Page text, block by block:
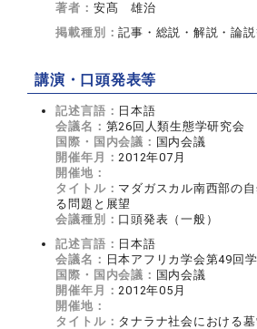
著者： 安髙 雄治
掲載種別：記事・総説・解説・論説
講演・口頭発表等
記述言語： 日本語
会議名： 第26回人類生態学研究会
国際・国内会議： 国内会議
開催年月：2012年07月
開催地：
タイトル： マダガスカル南西部の
る問題と展望
会議種別： 口頭発表（一般）
記述言語： 日本語
会議名： 日本アフリカ学会第49回
国際・国内会議： 国内会議
開催年月：2012年05月
開催地：
タイトル： タナラナ社会における